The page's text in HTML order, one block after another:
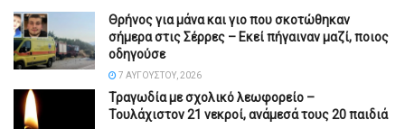
Θρήνος για μάνα και γιο που σκοτώθηκαν
σήμερα στις Σέρρες – Εκεί πήγαιναν μαζί, ποιος
οδηγούσε
7 ΑΥΓΟΎΣΤΟΥ, 2026
Τραγωδία με σχολικό λεωφορείο –
Τουλάχιστον 21 νεκροί, ανάμεσά τους 20 παιδιά